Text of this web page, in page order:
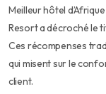
Meilleur hôtel
Resort a décroché le
Ces récompenses
qui misent sur le
client.